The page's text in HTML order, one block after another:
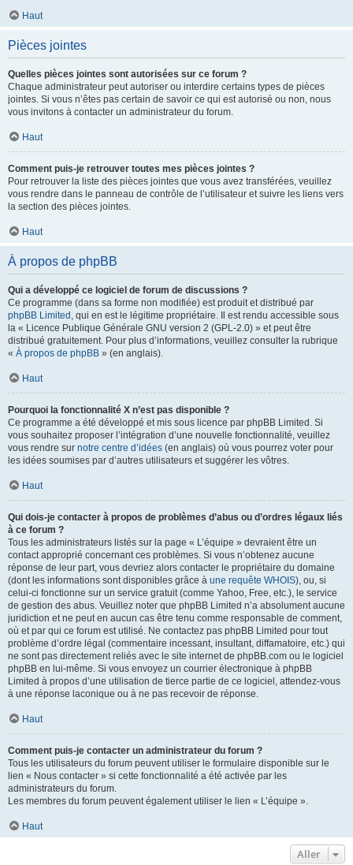
Haut
Pièces jointes
Quelles pièces jointes sont autorisées sur ce forum ?
Chaque administrateur peut autoriser ou interdire certains types de pièces
jointes. Si vous n’êtes pas certain de savoir ce qui est autorisé ou non, nous
vous invitons à contacter un administrateur du forum.
Haut
Comment puis-je retrouver toutes mes pièces jointes ?
Pour retrouver la liste des pièces jointes que vous avez transférées, veuillez
vous rendre dans le panneau de contrôle de l’utilisateur et suivre les liens vers
la section des pièces jointes.
Haut
À propos de phpBB
Qui a développé ce logiciel de forum de discussions ?
Ce programme (dans sa forme non modifiée) est produit et distribué par
phpBB Limited , qui en est le légitime propriétaire. Il est rendu accessible sous
la « Licence Publique Générale GNU version 2 (GPL-2.0) » et peut être
distribué gratuitement. Pour plus d’informations, veuillez consulter la rubrique
« À propos de phpBB » (en anglais).
Haut
Pourquoi la fonctionnalité X n’est pas disponible ?
Ce programme a été développé et mis sous licence par phpBB Limited. Si
vous souhaitez proposer l’intégration d’une nouvelle fonctionnalité, veuillez
vous rendre sur notre centre d’idées (en anglais) où vous pourrez voter pour
les idées soumises par d’autres utilisateurs et suggérer les vôtres.
Haut
Qui dois-je contacter à propos de problèmes d’abus ou d’ordres légaux liés
à ce forum ?
Tous les administrateurs listés sur la page « L’équipe » devraient être un
contact approprié concernant ces problèmes. Si vous n’obtenez aucune
réponse de leur part, vous devriez alors contacter le propriétaire du domaine
(dont les informations sont disponibles grâce à une requête WHOIS), ou, si
celui-ci fonctionne sur un service gratuit (comme Yahoo, Free, etc.), le service
de gestion des abus. Veuillez noter que phpBB Limited n’a absolument aucune
juridiction et ne peut en aucun cas être tenu comme responsable de comment,
où et par qui ce forum est utilisé. Ne contactez pas phpBB Limited pour tout
problème d’ordre légal (commentaire incessant, insultant, diffamatoire, etc.) qui
ne sont pas directement reliés avec le site internet de phpBB.com ou le logiciel
phpBB en lui-même. Si vous envoyez un courrier électronique à phpBB
Limited à propos d’une utilisation de tierce partie de ce logiciel, attendez-vous
à une réponse laconique ou à ne pas recevoir de réponse.
Haut
Comment puis-je contacter un administrateur du forum ?
Tous les utilisateurs du forum peuvent utiliser le formulaire disponible sur le
lien « Nous contacter » si cette fonctionnalité a été activée par les
administrateurs du forum.
Les membres du forum peuvent également utiliser le lien « L’équipe ».
Haut
Aller